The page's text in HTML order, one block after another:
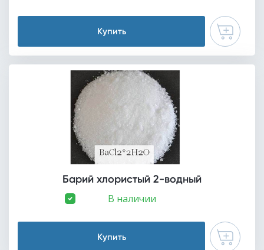
Купить
Барий хлористый 2-водный
В наличии
Купить